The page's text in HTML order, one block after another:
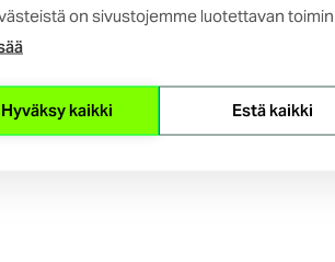
on sivustojemme luotettavan
Hyväksy kaikki Estä kaikki
Erko ja Opetus ja tiede -
haasteisiin ja työssä